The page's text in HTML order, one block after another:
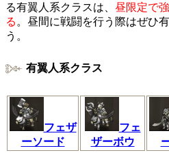
る有翼人系クラスは、 昼限定で
る 。昼間に戦闘を行う際はぜひ
う。
有翼人系クラス
フェザ
ーソード
フェ
ザーボウ